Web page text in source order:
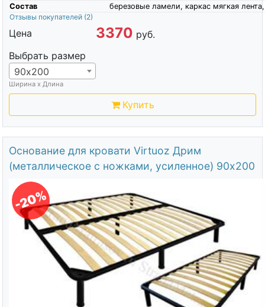
Состав
березовые ламели, каркас мягкая лента,
Отзывы покупателей (2)
Цена 3370 руб.
Выбрать размер
90х200
Ширина х Длина
Купить
Основание для кровати Virtuoz Дрим
(металлическое с ножками, усиленное) 90х200
-20%